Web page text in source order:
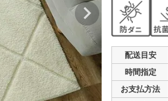
配送目安
時間指定
お支払方法